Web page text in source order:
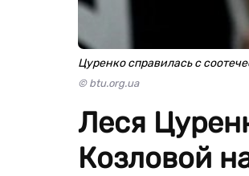
Цуренко справилась с
© btu.org.ua
Леся
Козловой